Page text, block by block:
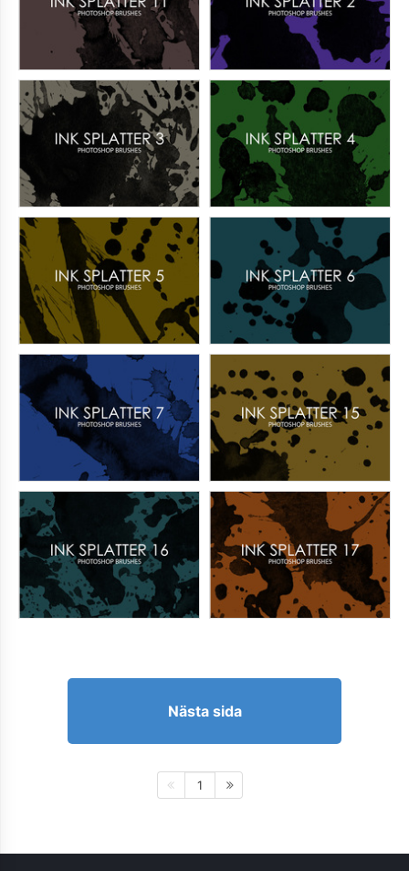
Nästa sida
1